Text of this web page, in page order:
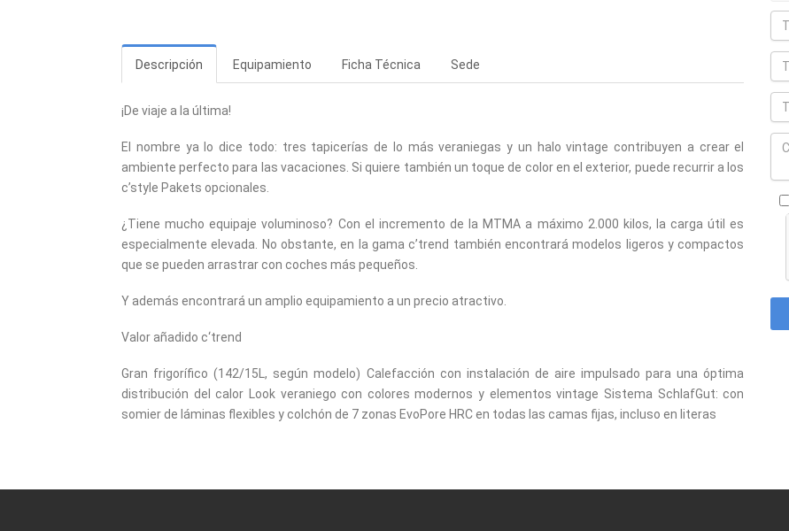
Descripción Equipamiento Ficha Técnica Sede
¡De viaje a la última!
El nombre ya lo dice todo: tres tapicerías de lo más veraniegas y un halo vintage contribuyen a crear el
ambiente perfecto para las vacaciones. Si quiere también un toque de color en el exterior, puede recurrir a los
c’style Pakets opcionales.
¿Tiene mucho equipaje voluminoso? Con el incremento de la MTMA a máximo 2.000 kilos, la carga útil es
especialmente elevada. No obstante, en la gama c’trend también encontrará modelos ligeros y compactos
que se pueden arrastrar con coches más pequeños.
Y además encontrará un amplio equipamiento a un precio atractivo.
Valor añadido c‘trend
Gran frigorífico (142/15L, según modelo) Calefacción con instalación de aire impulsado para una óptima
distribución del calor Look veraniego con colores modernos y elementos vintage Sistema SchlafGut: con
somier de láminas flexibles y colchón de 7 zonas EvoPore HRC en todas las camas fijas, incluso en literas